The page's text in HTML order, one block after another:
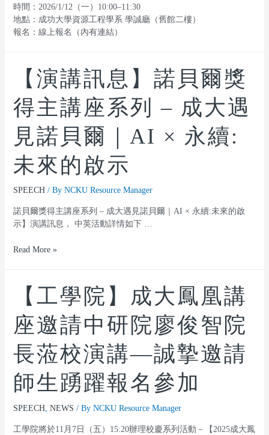
時間：2026/1/12（一）10:00–11:30
地點：成功大學資源工程學系 學誠廳（舊館二樓）
報名：線上報名（內有連結）
【演講訊息】諾貝爾獎
得主講座系列 – 成大遇
見諾貝爾｜AI × 永續:
未來的啟示
SPEECH/ By NCKU Resource Manager
諾貝爾獎得主講座系列 – 成大遇見諾貝爾｜AI × 永續:未來的啟
示】演講訊息， 中英活動詳情如下 …
Read More »
【工學院】成大鳳凰講
座邀請中研院廖俊智院
長蒞校演講—誠摯邀請
師生踴躍報名參加
SPEECH, NEWS / By NCKU Resource Manager
工學院將於11月7日（五）15:20辦理校慶系列活動－【2025成大鳳